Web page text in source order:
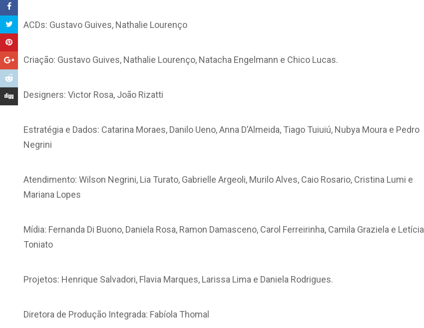
ACDs: Gustavo Guives, Nathalie Lourenço
Criação: Gustavo Guives, Nathalie Lourenço, Natacha Engelmann e Chico Lucas.
Designers: Victor Rosa, João Rizatti
Estratégia e Dados: Catarina Moraes, Danilo Ueno, Anna D’Almeida, Tiago Tuiuiú, Nubya Moura e Pedro
Negrini
Atendimento: Wilson Negrini, Lia Turato, Gabrielle Argeoli, Murilo Alves, Caio Rosario, Cristina Lumi e
Mariana Lopes
Mídia: Fernanda Di Buono, Daniela Rosa, Ramon Damasceno, Carol Ferreirinha, Camila Graziela e Letícia
Toniato
Projetos: Henrique Salvadori, Flavia Marques, Larissa Lima e Daniela Rodrigues.
Diretora de Produção Integrada: Fabíola Thomal